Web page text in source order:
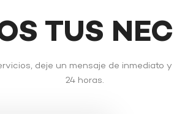
TUS
deje un mensaje de inmediato
24 horas.